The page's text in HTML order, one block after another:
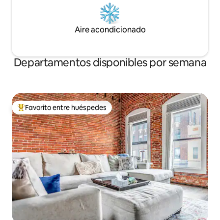
Aire acondicionado
Departamentos disponibles por semana
De los mejores en Favorito entre huéspedes
Favorito entre huéspedes